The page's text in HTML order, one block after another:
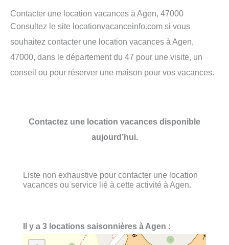
Contacter une location vacances à Agen, 47000
Consultez le site locationvacanceinfo.com si vous
souhaitez contacter une location vacances à Agen,
47000, dans le département du 47 pour une visite, un
conseil ou pour réserver une maison pour vos vacances.
Contactez une location vacances disponible
aujourd’hui.
Liste non exhaustive pour contacter une location
vacances ou service lié à cette activité à Agen.
Il y a 3 locations saisonnières à Agen :